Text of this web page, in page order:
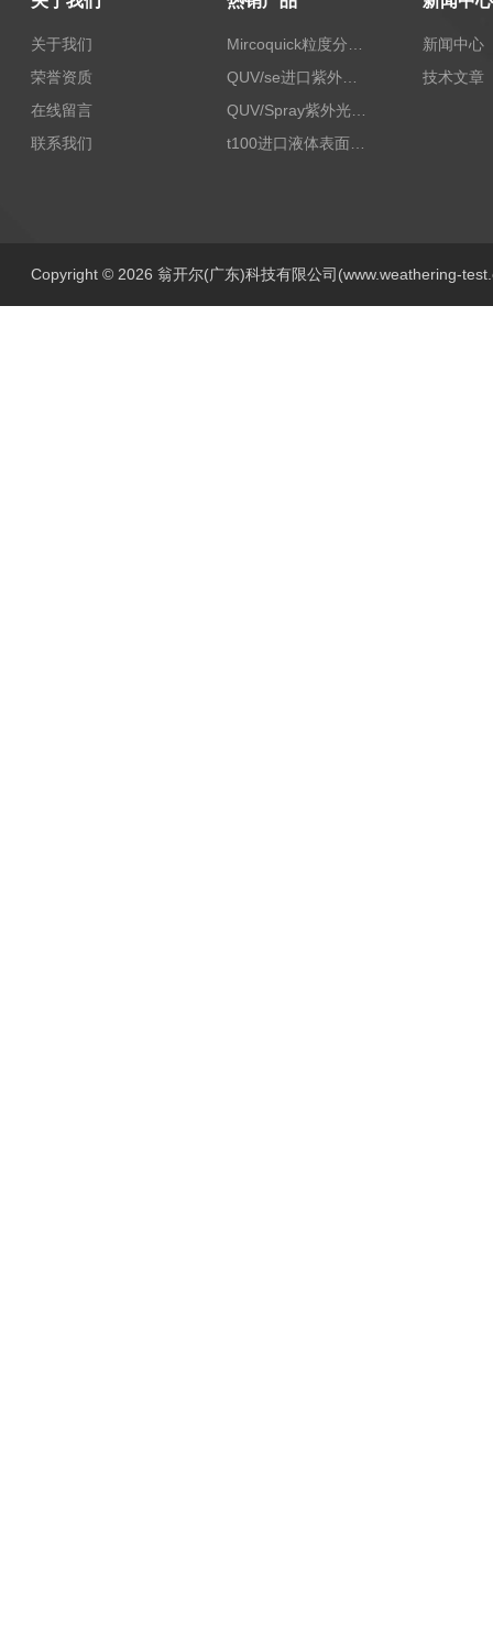
关于我们
荣誉资质
在线留言
联系我们
QUV/se进口紫外老化试验箱Q-lab
QUV/Spray紫外光加速老化试验箱
t100进口液体表面张力测试仪
新闻中心
技术文章
Copyright © 2026 翁开尔(广东)科技有限公司(www.weathering-